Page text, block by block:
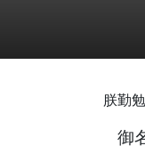
朕勤
御